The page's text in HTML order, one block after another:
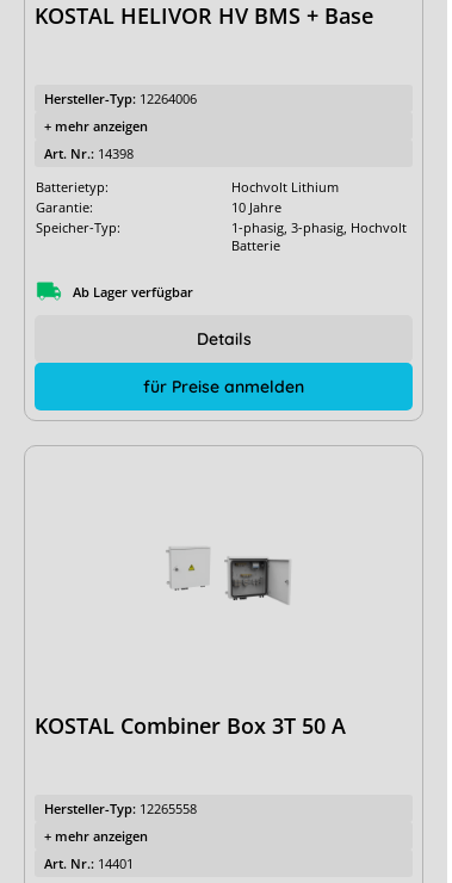
KOSTAL HELIVOR HV BMS + Base
Hersteller-Typ: 12264006
+ mehr anzeigen
Art. Nr.: 14398
Batterietyp:
Hochvolt Lithium
Garantie:
10 Jahre
Speicher-Typ:
1-phasig, 3-phasig, Hochvolt
Batterie
Ab Lager verfügbar
für Preise anmelden
Details
KOSTAL Combiner Box 3T 50 A
Hersteller-Typ: 12265558
+ mehr anzeigen
Art. Nr.: 14401